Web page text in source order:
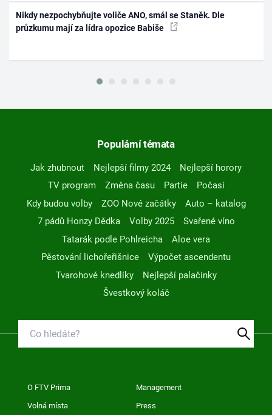
Nikdy nezpochybňujte voliče ANO, smál se Staněk. Dle
průzkumu mají za lídra opozice Babiše
Populární témata
Jak zhubnout Nejlepší filmy 2024
Nejlepší horory
TV program
Změna času Partie
Počasí
Kdy budou volby
ZOO Nové začátky
Auto – katalog
7 pádů Honzy Dědka
Volby 2025
Svařené víno
Tatarák podle Pohlreicha
Aloe vera
Pěstování lichořeřišnice
Výpočet ascendentu
Tvarohové knedlíky
Nejlepší palačinky
Švestkový koláč
O FTV Prima Management
Volná místa Press